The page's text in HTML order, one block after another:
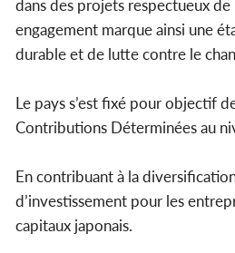
dans des projets respectueux
engagement marque ainsi une
durable et de lutte contre le
Le pays s’est fixé pour objectif
Contributions Déterminées au
En contribuant à la
d’investissement pour les
capitaux japonais.